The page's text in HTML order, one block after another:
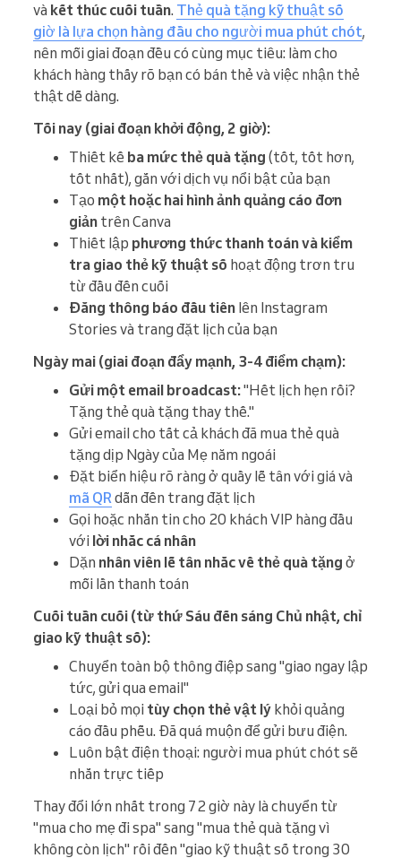
và kết thúc cuối tuần. Thẻ quà tặng kỹ thuật số
giờ là lựa chọn hàng đầu cho người mua phút chót,
nên mỗi giai đoạn đều có cùng mục tiêu: làm cho
khách hàng thấy rõ bạn có bán thẻ và việc nhận thẻ
thật dễ dàng.
Tối nay (giai đoạn khởi động, 2 giờ):
Thiết kế ba mức thẻ quà tặng (tốt, tốt hơn,
tốt nhất), gắn với dịch vụ nổi bật của bạn
Tạo một hoặc hai hình ảnh quảng cáo đơn
giản trên Canva
Thiết lập phương thức thanh toán và kiểm
tra giao thẻ kỹ thuật số hoạt động trơn tru
từ đầu đến cuối
Đăng thông báo đầu tiên lên Instagram
Stories và trang đặt lịch của bạn
Ngày mai (giai đoạn đẩy mạnh, 3-4 điểm chạm):
Gửi một email broadcast:"Hết lịch hẹn rồi?
Tặng thẻ quà tặng thay thế."
Gửi email cho tất cả khách đã mua thẻ quà
tặng dịp Ngày của Mẹ năm ngoái
Đặt biển hiệu rõ ràng ở quầy lễ tân với giá và
mã QRdẫn đến trang đặt lịch
Gọi hoặc nhắn tin cho 20 khách VIP hàng đầu
với lời nhắc cá nhân
Dặn nhân viên lễ tân nhắc về thẻ quà tặng ở
mỗi lần thanh toán
Cuối tuần cuối (từ thứ Sáu đến sáng Chủ nhật, chỉ
giao kỹ thuật số):
Chuyển toàn bộ thông điệp sang "giao ngay lập
tức, gửi qua email"
Loại bỏ mọi tùy chọn thẻ vật lý khỏi quảng
cáo đầu phễu. Đã quá muộn để gửi bưu điện.
Luôn bật điện thoại: người mua phút chót sẽ
nhắn trực tiếp
Thay đổi lớn nhất trong 72 giờ này là chuyển từ
"mua cho mẹ đi spa" sang "mua thẻ quà tặng vì
không còn lịch" rồi đến "giao kỹ thuật số trong 30